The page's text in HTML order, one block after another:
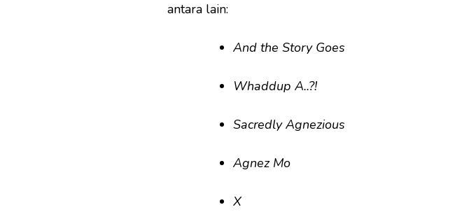
antara lain:
And the Story Goes
Whaddup A..?!
Sacredly Agnezious
Agnez Mo
X